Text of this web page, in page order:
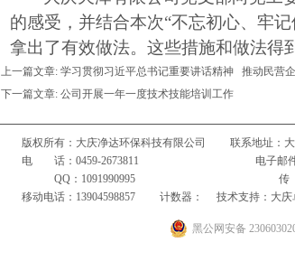
的感受，并结合本次“不忘初心、牢
拿出了有效做法。这些措施和做法得
上一篇文章: 学习贯彻习近平总书记重要讲话精神 推动民营
下一篇文章: 公司开展一年一度技术技能培训工作
版权所有：大庆净达环保科技有限公司 联系地址：大
电 话：0459-2673811 电子邮件：
QQ：1091990995 传 真：
移动电话：13904598857 计数器：
技术支持： 大庆
黑公网安备